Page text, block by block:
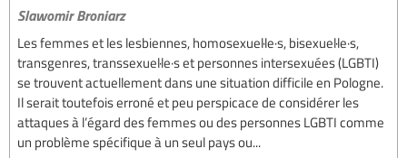
Slawomir Broniarz
Les femmes et les lesbiennes, homosexuel·le·s, bisexuel·le·s,
transgenres, transsexuel·le·s et personnes intersexuées (LGBTI)
se trouvent actuellement dans une situation difficile en Pologne.
Il serait toutefois erroné et peu perspicace de considérer les
attaques à l’égard des femmes ou des personnes LGBTI comme
un problème spécifique à un seul pays ou...